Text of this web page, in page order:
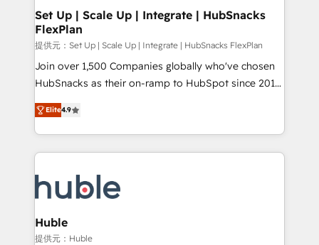
Award 🏆2020 Elite Solutions Partner 🏆2019
Integrations HubSpot Impact Award 🏆2019
Marketing Enablement HubSpot Impact Award 🏆
2018 Website Design HubSpot Impact Award 🏆2017
Website Design HubSpot Impact Award 🏆2016
Sales Enablement HubSpot Impact Award 🏆2015
Growth-Driven Design Agency of the Year 🏆2015
COS Design Award 🏆2013 HubSpot Marketplace
Provider of the Year 🏆2011 Became a HubSpot
Partner 📆Founded in 1997
Set Up | Scale Up | Integrate | HubSnacks
FlexPlan
提供元：Set Up | Scale Up | Integrate | HubSnacks FlexPlan
Join over 1,500 Companies globally who've chosen
HubSnacks as their on-ramp to HubSpot since 2014
Simple pay-as-you-go plans that accelerate value...
1️⃣ Set Up | Onboarding New or Check-fixing existing
HubSpot portals 2️⃣ Scale Up | 100% HubSpot Task
Execution... Global 24/7 ... All Experts 3️⃣ Integrate |
Slash months from your API Integration project... ⬅️
Click "Contact Business" ⬅️ to access 150+ Kickstart
Integration templates that put HubSpot in the center
of your tech stack, syncing... 🛍️ Shopify or
Elite4.9
Huble
提供元：Huble